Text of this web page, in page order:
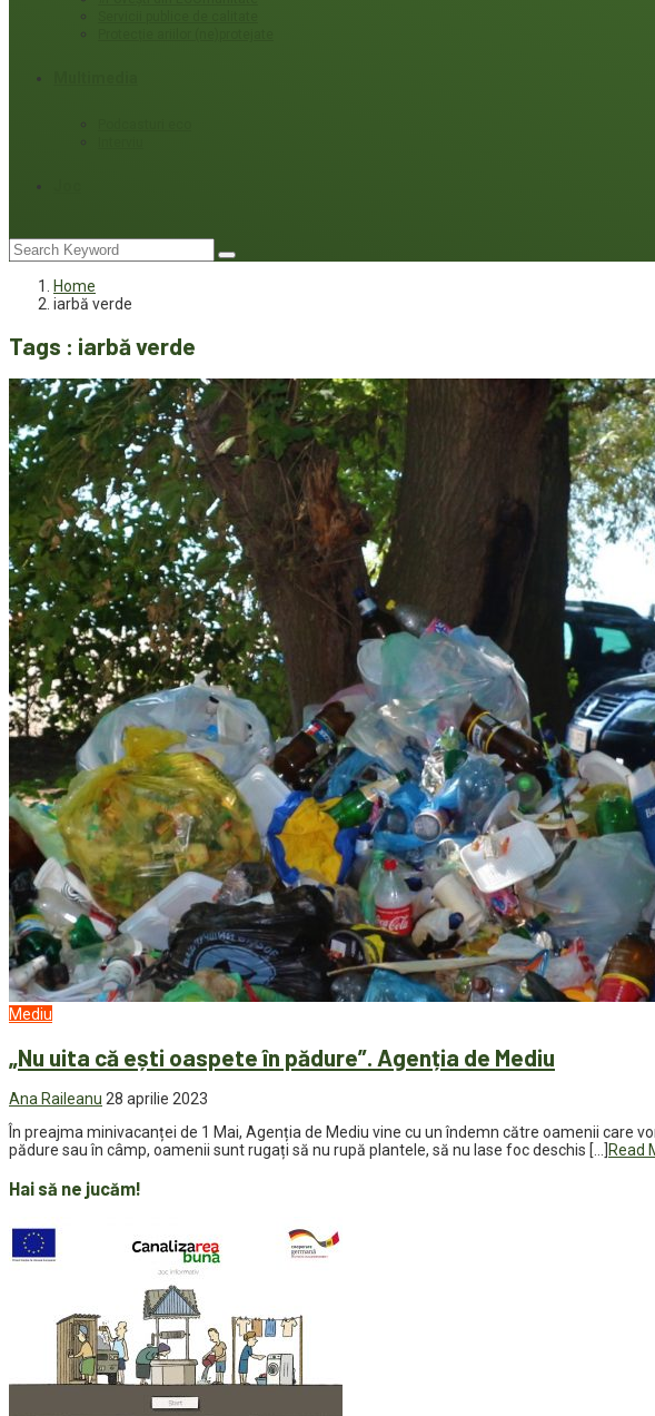
Home
iarbă verde
Tags : iarbă verde
Mediu
„Nu uita că ești oaspete în pădure”. Agenția de Mediu
Ana Raileanu 28 aprilie 2023
În preajma minivacanței de 1 Mai, Agenția de Mediu vine cu un îndemn către oamenii care
pădure sau în câmp, oamenii sunt rugați să nu rupă plantele, să nu lase foc deschis […] Read
Hai să ne jucăm!